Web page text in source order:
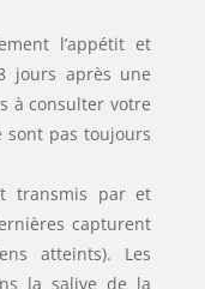
l’appétit et
jours après une
à consulter votre
sont pas toujours
transmis par et
capturent
atteints). Les
la salive de la